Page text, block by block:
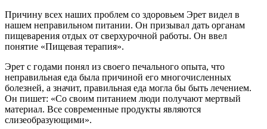
Причину всех наших проблем со здоровьем Эрет видел в
нашем неправильном питании. Он призывал дать органам
пищеварения отдых от сверхурочной работы. Он ввел
понятие «Пищевая терапия».
Эрет с годами понял из своего печального опыта, что
неправильная еда была причиной его многочисленных
болезней, а значит, правильная еда могла бы быть лечением.
Он пишет: «Со своим питанием люди получают мертвый
материал. Все современные продукты являются
слизеобразующими».